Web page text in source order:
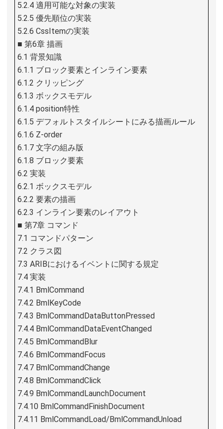
5.2.4 適用可能な対象の実装
5.2.5 優先順位の実装
5.2.6 CssItemの実装
■ 第6章 描画
6.1 背景知識
6.1.1 ブロック要素とインライン要素
6.1.2 クリッピング
6.1.3 ボックスモデル
6.1.4 position特性
6.1.5 デフォルトスタイルシートにみる描画ルール
6.1.6 Z-order
6.1.7 文字の組み版
6.1.8 ブロック要素
6.2 実装
6.2.1 ボックスモデル
6.2.2 要素の描画
6.2.3 インライン要素のレイアウト
■ 第7章 コマンド
7.1 コマンドパターン
7.2 クラス図
7.3 ARIBにおけるイベントに関する規定
7.4 実装
7.4.1 BmlCommand
7.4.2 BmlKeyCode
7.4.3 BmlCommandDataButtonPressed
7.4.4 BmlCommandDataEventChanged
7.4.5 BmlCommandBlur
7.4.6 BmlCommandFocus
7.4.7 BmlCommandChange
7.4.8 BmlCommandClick
7.4.9 BmlCommandLaunchDocument
7.4.10 BmlCommandFinishDocument
7.4.11 BmlCommandLoad/BmlCommandUnload